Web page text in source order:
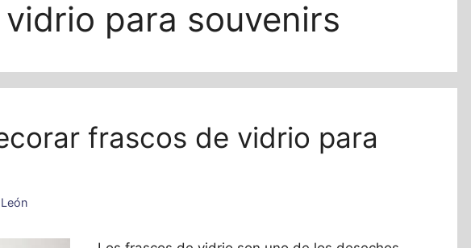
para souvenirs
frascos de vidrio para